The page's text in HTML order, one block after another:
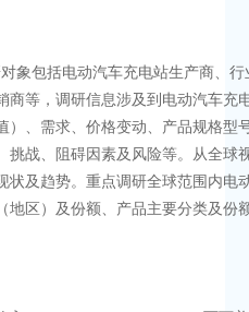
象包括电动汽车充电站生产商、行
商等，调研信息涉及到电动汽车充
）、需求、价格变动、产品规格型
挑战、阻碍因素及风险等。从全球
状及趋势。重点调研全球范围内电
地区）及份额、产品主要分类及份